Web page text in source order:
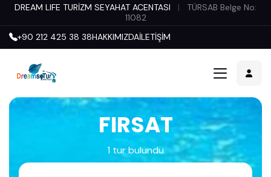
DREAM LIFE TURİZM SEYAHAT ACENTASI |
TÜRSAB Belge No:
11082
+90 212 425 38 38HAKKIMIZDAİLETİŞİM
FIRSAT
1 tur bulundu